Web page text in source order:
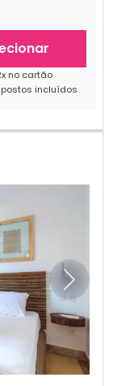
no cartão
incluídos